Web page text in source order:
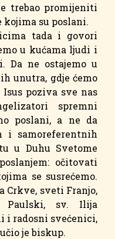
trebao promijeniti
kojima su poslani.
tada i govori
u kućama ljudi i
Da ne ostajemo u
unutra, gdje ćemo
poziva sve nas
spremni
poslani, a ne da
i samoreferentnih
u Duhu Svetome
očitovati
se susrećemo.
Crkve, sveti Franjo,
Paulski, sv. Ilija
i radosni svećenici,
je biskup.